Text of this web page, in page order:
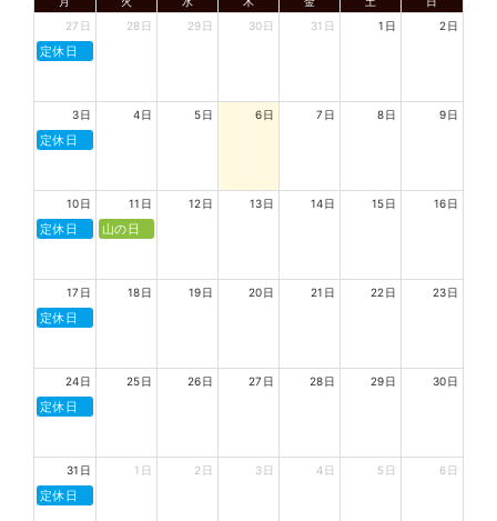
27日
定休日
28日 29日 30日 31日 1日 2日
3日
定休日
4日 5日 6日 7日 8日 9日
10日
定休日
11日
山の日
12日 13日 14日 15日 16日
17日
定休日
18日 19日 20日 21日 22日 23日
24日
定休日
25日 26日 27日 28日 29日 30日
31日
定休日
1日 2日 3日 4日 5日 6日